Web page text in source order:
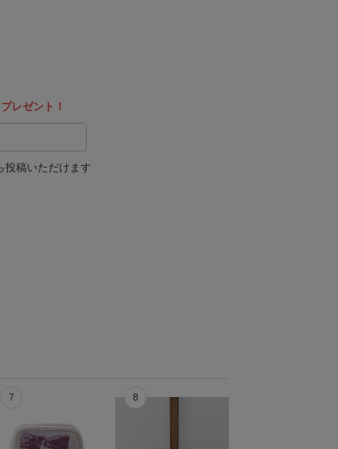
レゼント！
投稿いただけます